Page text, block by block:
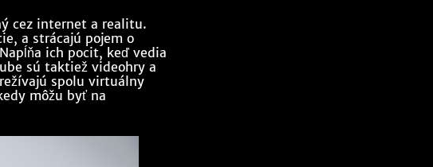
cez internet a realitu.
a strácajú pojem o
ich pocit, keď vedia
sú taktiež videohry a
spolu virtuálny
môžu byť na